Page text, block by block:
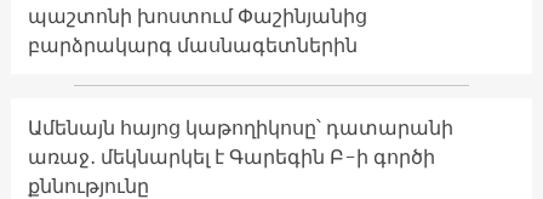
պաշտոնի խոստում Փաշինյանից
բարձրակարգ մասնագետներին
Ամենայն հայոց կաթողիկոսը՝ դատարանի
առաջ․ մեկնարկել է Գարեգին Բ-ի գործի
քննությունը